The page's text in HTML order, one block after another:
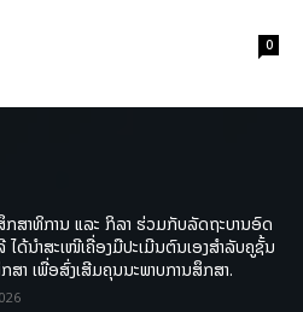
0
ກສາທິການ ແລະ ກິລາ ຮ່ວມກັບລັດຖະບານອົດ
ໄດ້ນຳສະເໜີເຄື່ອງມືປະເມີນຕົນເອງສຳລັບຄູຊັ້ນ
ສາ ເພື່ອສົ່ງເສີມຄຸນນະພາບການສຶກສາ.